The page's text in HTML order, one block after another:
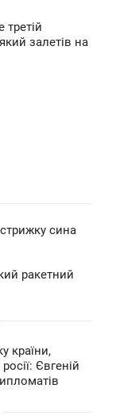
третій
залетів на
сина
ракетний
країни,
Євгеній